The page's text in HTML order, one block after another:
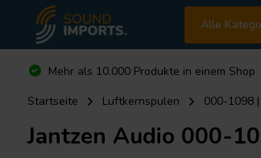
Alle
Mehr als 10.000 Produkte in einem Shop
Startseite
Luftkernspulen 000-1098
Jantzen Audio 000-